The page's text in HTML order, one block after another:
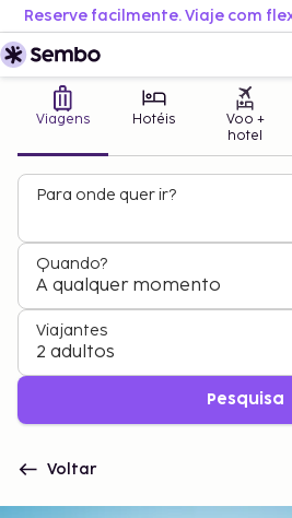
Viagens Hotéis
Voo +
hotel
Para onde quer ir?
Quando?
A qualquer momento
Viajantes
2 adultos
Pesquisa
Voltar